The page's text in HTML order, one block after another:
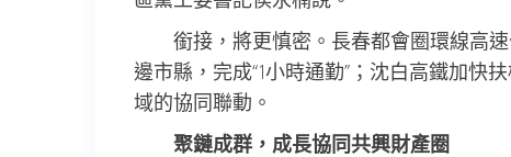
銜接，將更慎密。長春都會圈環線高
邊市縣，完成“1小時通勤”；沈白高鐵加快
域的協同聯動。
聚鏈成群，成長協同共興財產圈